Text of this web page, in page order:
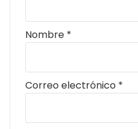
Nombre *
Correo electrónico *